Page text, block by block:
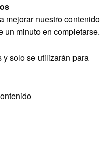
mejorar nuestro contenido
un minuto en completarse.
solo se utilizarán para